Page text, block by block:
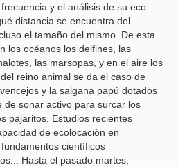
y el análisis de su eco
distancia se encuentra del
el tamaño del mismo. De esta
los océanos los delfines, las
las marsopas, y en el aire los
reino animal se da el caso de
y la salgana papú dotados
de sonar activo para surcar los
pajaritos. Estudios recientes
de ecolocación en
científicos
Hasta el pasado martes,